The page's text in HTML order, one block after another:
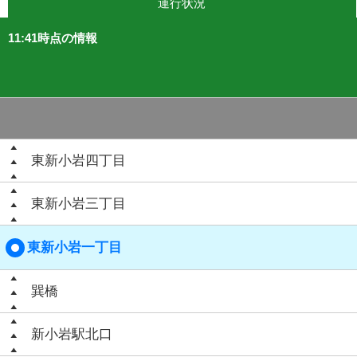
運行状況
11:41時点の情報
東新小岩四丁目
東新小岩三丁目
東新小岩一丁目
巽橋
新小岩駅北口